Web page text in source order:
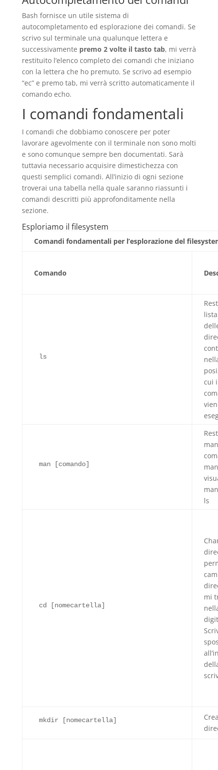
Bash fornisce un utile sistema di
autocompletamento ed esplorazione dei comandi. Se
scrivo sul terminale una qualunque lettera e
successivamente premo 2 volte il tasto tab, mi verrà
restituito l’elenco completo dei comandi che iniziano
con la lettera che ho premuto. Se scrivo ad esempio
“ec” e premo tab, mi verrà scritto automaticamente il
comando echo.
I comandi fondamentali
I comandi che dobbiamo conoscere per poter
lavorare agevolmente con il terminale non sono molti
e sono comunque sempre ben documentati. Sarà
tuttavia necessario acquisire dimestichezza con
questi semplici comandi. All’inizio di ogni sezione
troverai una tabella nella quale saranno riassunti i
comandi descritti più approfonditamente nella
sezione.
Esploriamo il filesystem
Comandi fondamentali per l’esplorazione del
Comando
ls
cui
man [comando]
ls
cd [nomecartella]
mi
mkdir [nomecartella]